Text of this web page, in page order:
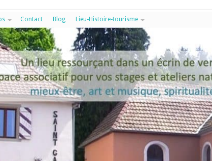
Contact Blog Lieu-Histoire-tourisme